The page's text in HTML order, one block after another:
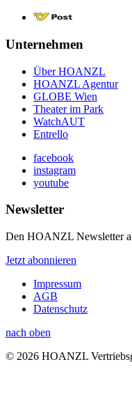
Unternehmen
Über HOANZL
HOANZL Agentur
GLOBE Wien
Theater im Park
WatchAUT
Entrello
facebook
instagram
youtube
Newsletter
Den HOANZL Newsletter
Jetzt abonnieren
Impressum
AGB
Datenschutz
nach oben
© 2026 HOANZL